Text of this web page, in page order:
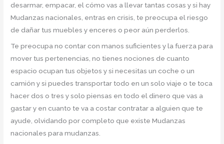
desarmar, empacar, el cómo vas a llevar tantas cosas y si hay
Mudanzas nacionales, entras en crisis, te preocupa el riesgo
de dañar tus muebles y enceres o peor aún perderlos.
Te preocupa no contar con manos suficientes y la fuerza para
mover tus pertenencias, no tienes nociones de cuanto
espacio ocupan tus objetos y si necesitas un coche o un
camión y si puedes transportar todo en un solo viaje o te toca
hacer dos o tres y solo piensas en todo el dinero que vas a
gastar y en cuanto te va a costar contratar a alguien que te
ayude, olvidando por completo que existe Mudanzas
nacionales para mudanzas.